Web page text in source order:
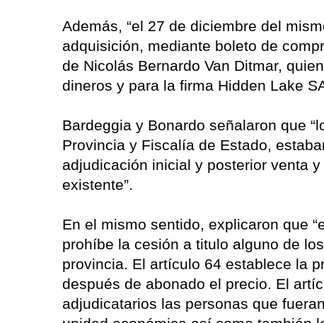
Además, “el 27 de diciembre del
adquisición, mediante boleto de
de Nicolás Bernardo Van Ditmar,
dineros y para la firma Hidden Lake
Bardeggia y Bonardo señalaron que
Provincia y Fiscalía de Estado,
adjudicación inicial y posterior venta
existente”.
En el mismo sentido, explicaron que
prohíbe la cesión a titulo alguno de
provincia. El artículo 64 establece la
después de abonado el precio. El
adjudicatarios las personas que